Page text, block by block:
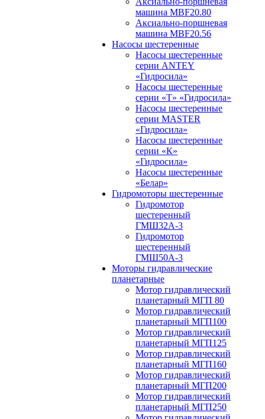
машина MBF20.80
Аксиально-поршневая
машина MBF20.56
Насосы шестеренные
Насосы шестеренные
серии ANTEY
«Гидросила»
Насосы шестеренные
серии «Т» «Гидросила»
Насосы шестеренные
серии MASTER
«Гидросила»
Насосы шестеренные
серии «К»
«Гидросила»
Насосы шестеренные
«Белар»
Гидромоторы шестеренные
Гидромотор
шестеренный
ГМШ32A-3
Гидромотор
шестеренный
ГМШ50А-3
Моторы гидравлические
планетарные
Мотор гидравлический
планетарный МГП 80
Мотор гидравлический
планетарный МГП100
Мотор гидравлический
планетарный МГП125
Мотор гидравлический
планетарный МГП160
Мотор гидравлический
планетарный МГП200
Мотор гидравлический
планетарный МГП250